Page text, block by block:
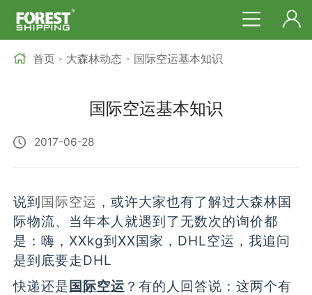
首页 > 大森林动态 > 国际空运基本知识
国际空运基本知识
2017-06-28
说到国际空运 ，或许大家也有了解过大森林国
际物流、当年本人就遇到了无数次的询价都
是：嗨，XXkg到XX国家，DHL空运，我追问
是到底要走DHL
快递还是国际空运 ？有的人回答说：这两个有